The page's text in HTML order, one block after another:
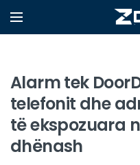
Alarm tek
telefonit dhe
të ekspozuara
dhënash